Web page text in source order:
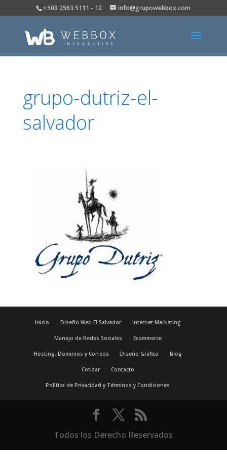
+503 2563 5111 - 12 info@grupowebbox.com
grupo-dutriz-el-
salvador
Inicio Diseño Web El Salvador Internet Marketing
Manejo de Redes Sociales Ecommerce
Hosting, Dominios y Correos Diseño Gráfico Blog
Cotizar Contacto
Política de Privacidad y Términos y Condiciones
Todos los Derecho Reservados